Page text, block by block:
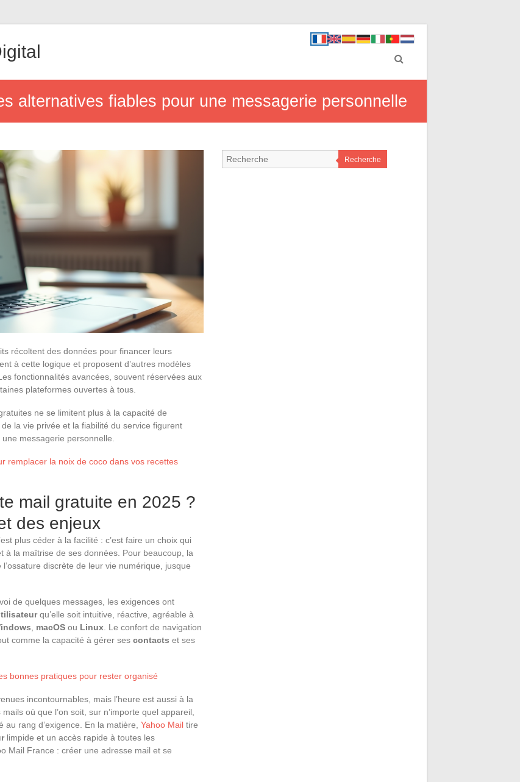
alternatives fiables pour une messagerie personnelle
récoltent des données pour financer leurs
à cette logique et proposent d’autres modèles
fonctionnalités avancées, souvent réservées aux
plateformes ouvertes à tous.
ne se limitent plus à la capacité de
la vie privée et la fiabilité du service figurent
messagerie personnelle.
remplacer la noix de coco dans vos recettes
mail gratuite en 2025 ?
des enjeux
plus céder à la facilité : c’est faire un choix qui
à la maîtrise de ses données. Pour beaucoup, la
l’ossature discrète de leur vie numérique, jusque
de quelques messages, les exigences ont
qu’elle soit intuitive, réactive, agréable à
macOS ou Linux . Le confort de navigation
comme la capacité à gérer ses contacts et ses
bonnes pratiques pour rester organisé
incontournables, mais l’heure est aussi à la
où que l’on soit, sur n’importe quel appareil,
rang d’exigence. En la matière, Yahoo Mail tire
limpide et un accès rapide à toutes les
Mail France : créer une adresse mail et se
Recherche